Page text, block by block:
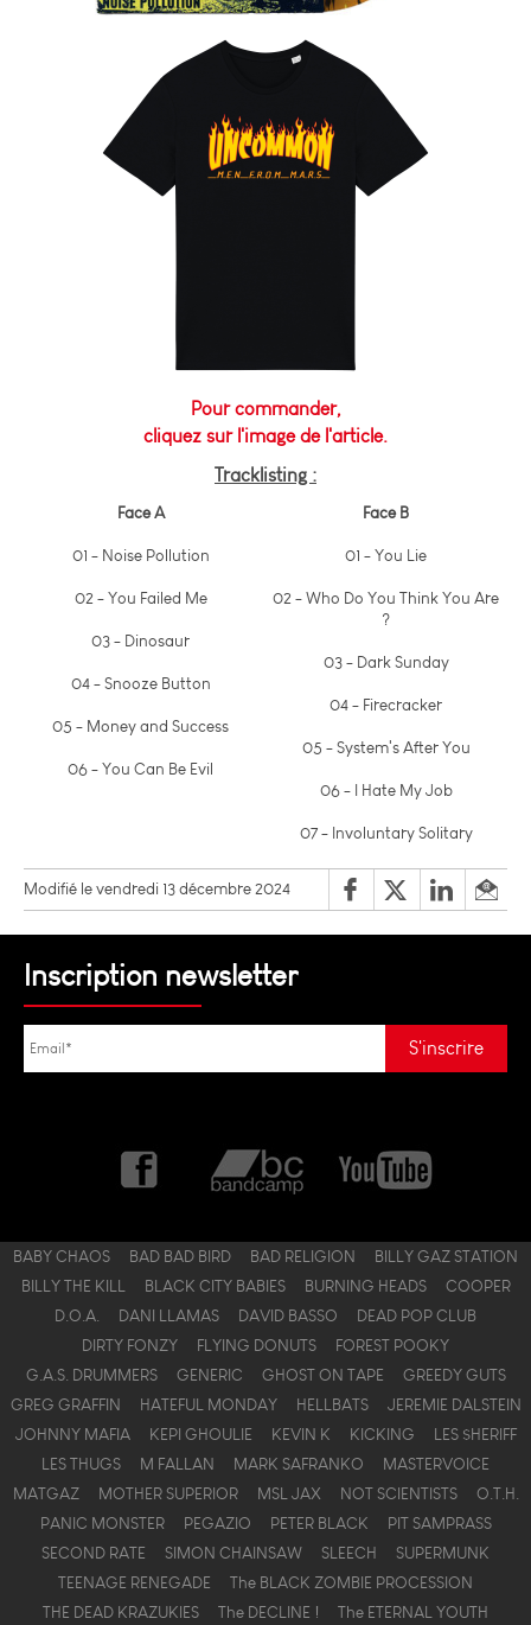
Pour commander,
cliquez sur l'image de l'article.
Tracklisting :
Face A
01 - Noise Pollution
02 - You Failed Me
03 - Dinosaur
04 - Snooze Button
05 - Money and Success
06 - You Can Be Evil
Face B
01 - You Lie
02 - Who Do You Think You Are
?
03 - Dark Sunday
04 - Firecracker
05 - System's After You
06 - I Hate My Job
07 - Involuntary Solitary
Modifié le vendredi 13 décembre 2024
Inscription newsletter
BABY CHAOS BAD BAD BIRD BAD RELIGION
BILLY GAZ STATION
BILLY THE KILL
BLACK CITY BABIES BURNING HEADS
COOPER
D.O.A.
DANI LLAMAS DAVID BASSO
DEAD POP CLUB
DIRTY FONZY
FLYING DONUTS
FOREST POOKY
G.A.S. DRUMMERS
GENERIC GHOST ON TAPE
GREEDY GUTS
GREG GRAFFIN
HATEFUL MONDAY HELLBATS
JEREMIE DALSTEIN
JOHNNY MAFIA
KEPI GHOULIE KEVIN K KICKING
LES $HERIFF
LES THUGS
M FALLAN MARK SAFRANKO
MASTERVOICE
MATGAZ
MOTHER SUPERIOR MSL JAX NOT SCIENTISTS
O.T.H.
PANIC MONSTER
PEGAZIO PETER BLACK
PIT SAMPRASS
SECOND RATE
SIMON CHAINSAW SLEECH
SUPERMUNK
TEENAGE RENEGADE
The BLACK ZOMBIE PROCESSION
THE DEAD KRAZUKIES
The DECLINE ! The ETERNAL YOUTH